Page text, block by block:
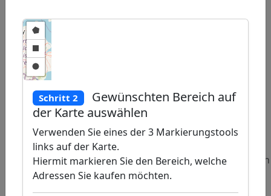
Beliebte
Abfragen:
Adressen
Grafikdesigner
Adressen
Musikverlage
Adressen
Schritt 2
Gewünschten Bereich auf
der Karte auswählen
Verwenden Sie eines der 3 Markierungstools
links auf der Karte.
Hiermit markieren Sie den Bereich, welche
Adressen Sie kaufen möchten.